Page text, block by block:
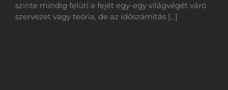
szinte mindig felüti a fejét egy-egy világvégét váró
szervezet vagy teória, de az időszámítás [...]